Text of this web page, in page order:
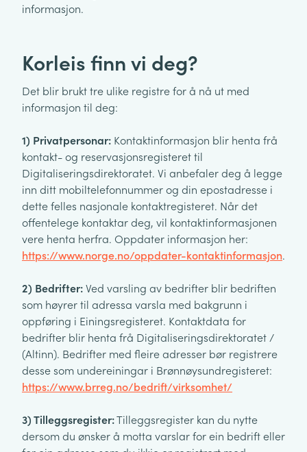
informasjon.
Korleis finn vi deg?
Det blir brukt tre ulike registre for å nå ut med
informasjon til deg:
1) Privatpersonar: Kontaktinformasjon blir henta frå
kontakt- og reservasjonsregisteret til
Digitaliseringsdirektoratet. Vi anbefaler deg å legge
inn ditt mobiltelefonnummer og din epostadresse i
dette felles nasjonale kontaktregisteret. Når det
offentelege kontaktar deg, vil kontaktinformasjonen
vere henta herfra. Oppdater informasjon her:
https://www.norge.no/oppdater-kontaktinformasjon.
2) Bedrifter:Ved varsling av bedrifter blir bedriften
som høyrer til adressa varsla med bakgrunn i
oppføring i Einingsregisteret. Kontaktdata for
bedrifter blir henta frå Digitaliseringsdirektoratet /
(Altinn). Bedrifter med fleire adresser bør registrere
desse som undereiningar i Brønnøysundregisteret:
https://www.brreg.no/bedrift/virksomhet/
3) Tilleggsregister:Tilleggsregister kan du nytte
dersom du ønsker å motta varslar for ein bedrift eller